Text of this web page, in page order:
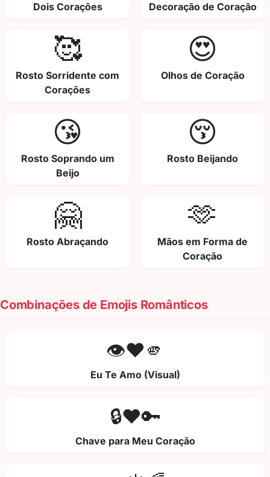
Dois Corações Decoração de Coração
🥰
Rosto Sorridente com
Corações
😍
Olhos de Coração
😘
Rosto Soprando um
Beijo
😚
Rosto Beijando
🤗
Rosto Abraçando
🫶
Mãos em Forma de
Coração
Combinações de Emojis Românticos
👁️❤️🫵
Eu Te Amo (Visual)
🔒❤️🔑
Chave para Meu Coração